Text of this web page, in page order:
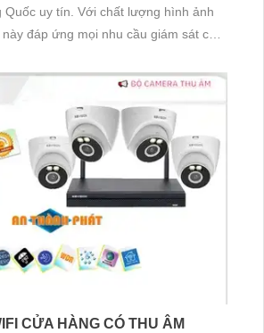
chất lượng hình ảnh
đáp ứng mọi nhu cầu giám sát cho
một loạt các camera IP chất lượng
dàng và tích hợp nhiều tính năng
CỬA HÀNG CÓ THU ÂM